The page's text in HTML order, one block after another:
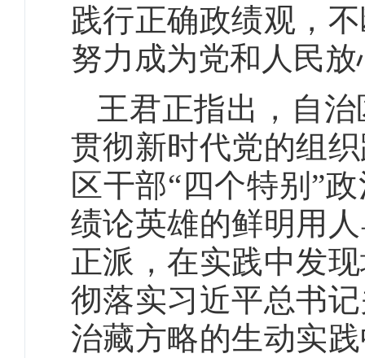
践行正确政绩观，
努力成为党和人民
王君正指出，自
贯彻新时代党的组
区干部“四个特别”
绩论英雄的鲜明用
正派，在实践中发
彻落实习近平总书
治藏方略的生动实